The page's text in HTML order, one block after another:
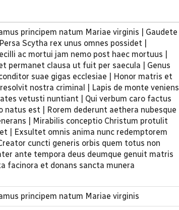
principem natum Mariae virginis | Gaudete
Scytha rex unus omnes possidet |
ac mortui jam nemo post haec mortuus |
permanet clausa ut fuit per saecula | Genus
suae gigas ecclesiae | Honor matris et
nostra criminal | Lapis de monte veniens
vetusti nuntiant | Qui verbum caro factus
natus est | Rorem dederunt aethera nubesque
| Mirabilis conceptio Christum protulit
| Exsultet omnis anima nunc redemptorem
cuncti generis orbis quem totus non
ante tempora deus deumque genuit matris
facinora et donans sancta munera
principem natum Mariae virginis